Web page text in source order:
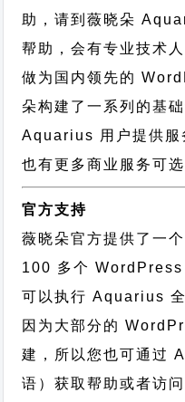
助，请到薇晓朵
帮助，会有专业技术人
做为国内领先的
朵构建了一系列的基
Aquarius 用户提供服
也有更多商业服务可选
官方支持
薇晓朵官方提供了一
100 多个 WordPress
可以执行 Aquarius
因为大部分的
建，所以您也可通过
语）获取帮助或者访